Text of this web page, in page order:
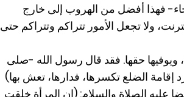
فهذا أفضل من الهروب إلى خارج
ولا تجعل الأمور تتراكم وتتراكم حتى
ويوفيها حقها. فقد قال رسول الله -صلى
الضلع تكسرها، فدارها، تعش بها)
صحيح الجامع (2/163)]. وقال أيضا عليه الصلاة والسلام: (إن المرأة خلقت